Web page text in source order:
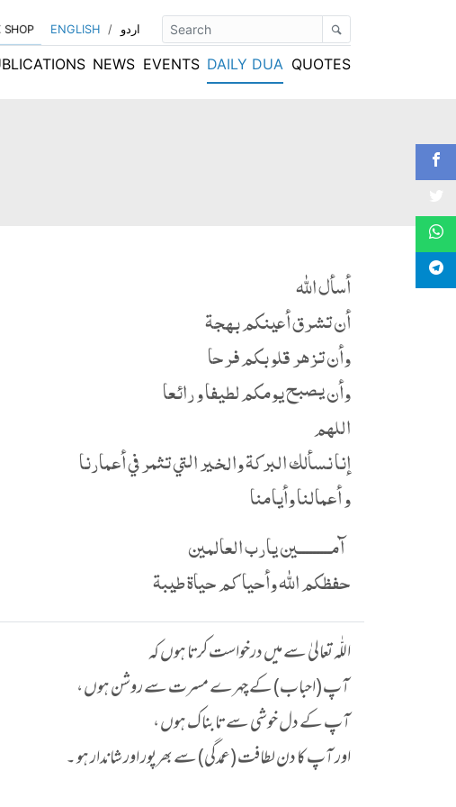
SHOP ENGLISH / اردو
NEWS EVENTS DAILY DUA QUOTES
أسأل الله
أن تشرق أعينكم بهجة
وأن تزهر قلوبكم فرحا
وأن يصبح يومكم لطيفا و رائعا
اللهم
إنا نسألك البركة والخير التي تثمر في أعمارنا
و أعمالنا وأيامنا
آمـــــــــين يارب العالمين
حفظكم الله وأحياكم حياة طيبة
اللّٰہ تعالیٰ سے میں درخواست کرتا ہوں کہ
آپ (احباب) کے چہرے مسرت سے روشن ہوں ،
آپ کے دل خوشی سے تابناک ہوں ،
اور آپ کا دن لطافت (عمدگی) سے بھرپور اور شاندار ہو ۔